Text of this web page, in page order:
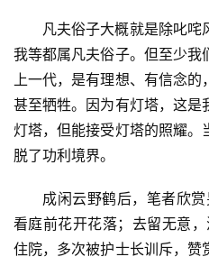
凡夫俗子大概就是除叱咤
我等都属凡夫俗子。但至少
上一代，是有理想、有信念
甚至牺牲。因为有灯塔，这是
灯塔，但能接受灯塔的照耀
脱了功利境界。
成闲云野鹤后，笔者欣
看庭前花开花落；去留无意
住院，多次被护士长训斥，